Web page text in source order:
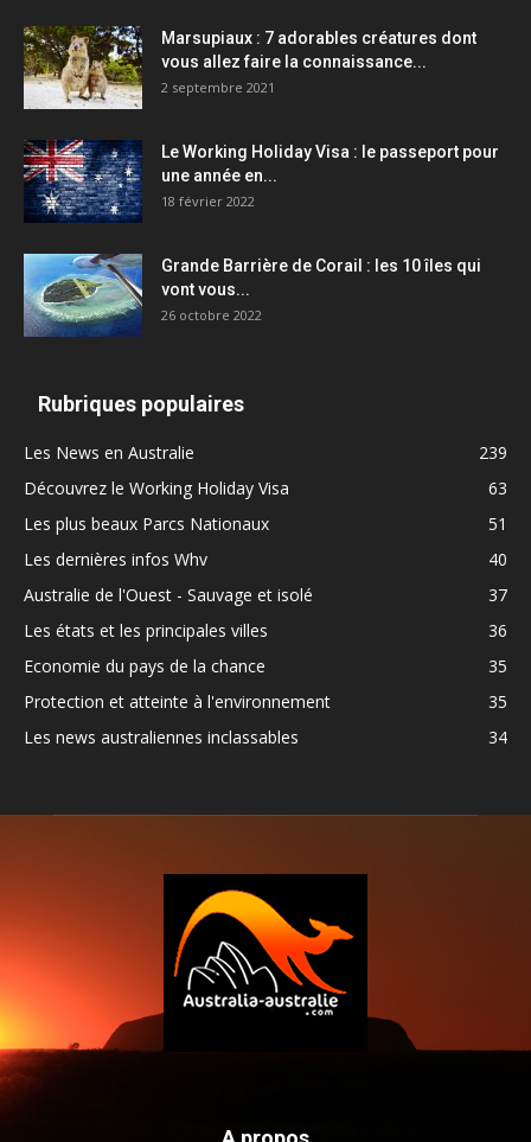
Marsupiaux : 7 adorables créatures dont
vous allez faire la connaissance...
2 septembre 2021
Le Working Holiday Visa : le passeport pour
une année en...
18 février 2022
Grande Barrière de Corail : les 10 îles qui
vont vous...
26 octobre 2022
Rubriques populaires
Les News en Australie
239
Découvrez le Working Holiday Visa
63
Les plus beaux Parcs Nationaux
51
Les dernières infos Whv
40
Australie de l'Ouest - Sauvage et isolé
37
Les états et les principales villes
36
Economie du pays de la chance
35
Protection et atteinte à l'environnement
35
Les news australiennes inclassables
34